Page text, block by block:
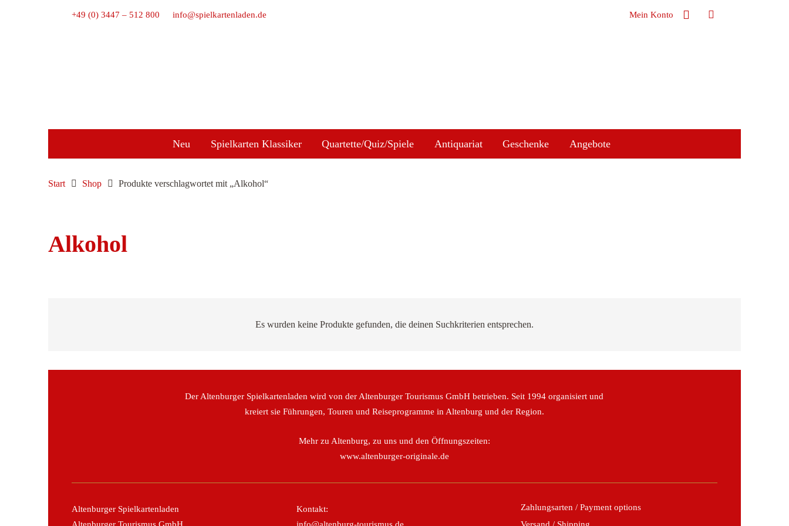
+49 (0) 3447 – 512 800 info@spielkartenladen.de Mein Konto
Neu Spielkarten Klassiker Quartette/Quiz/Spiele Antiquariat Geschenke Angebote
Start Shop Produkte verschlagwortet mit „Alkohol“
Alkohol
Es wurden keine Produkte gefunden, die deinen Suchkriterien entsprechen.
Der Altenburger Spielkartenladen wird von der Altenburger Tourismus GmbH betrieben. Seit 1994 organisiert und
kreiert sie Führungen, Touren und Reiseprogramme in Altenburg und der Region.
Mehr zu Altenburg, zu uns und den Öffnungszeiten:
www.altenburger-originale.de
Altenburger Spielkartenladen
Kontakt:
Zahlungsarten / Payment options